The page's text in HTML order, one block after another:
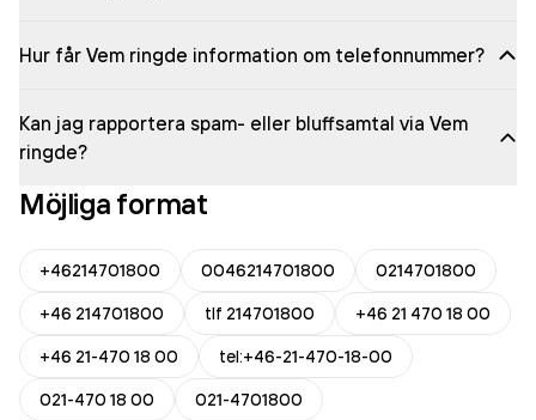
Hur får Vem ringde information om telefonnummer?
Kan jag rapportera spam- eller bluffsamtal via Vem
ringde?
Möjliga format
+46214701800 0046214701800
0214701800
+46 214701800
tlf 214701800
+46 21 470 18 00
+46 21-470 18 00
tel:+46-21-470-18-00
021-470 18 00
021-4701800